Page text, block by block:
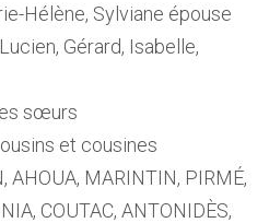
Hélène, Sylviane épouse
Gérard, Isabelle,
sœurs
et cousines
AHOUA, MARINTIN, PIRMÉ,
COUTAC, ANTONIDÈS,